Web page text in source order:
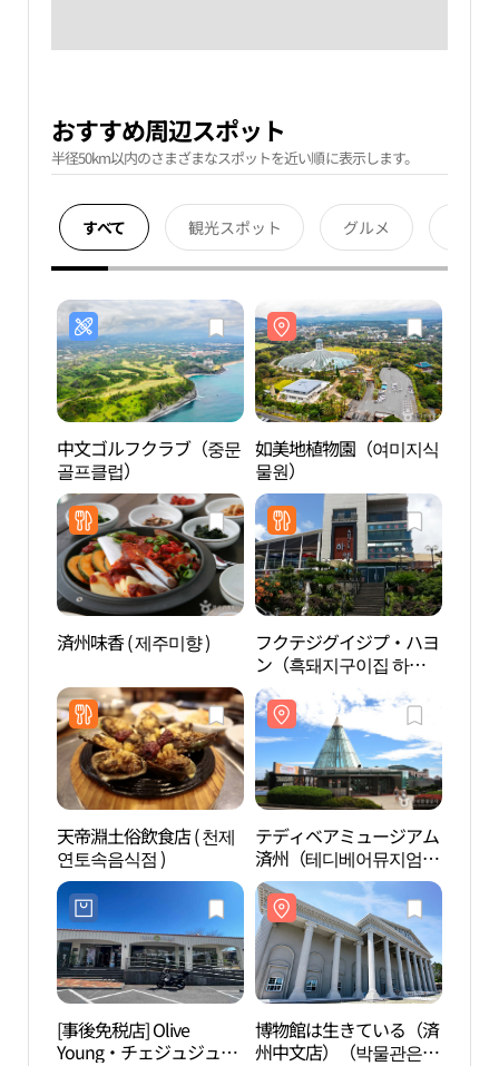
おすすめ周辺スポット
半径50km以内のさまざまなスポットを近い順に表示します。
すべて 観光スポット グルメ
中文ゴルフクラブ（중문
골프클럽）
如美地植物園（여미지식
물원）
済州味香 ( 제주미향 )
フクテジグイジプ・ハヨ
ン（흑돼지구이집 하
영）
天帝淵土俗飲食店 ( 천제
연토속음식점 )
テディベアミュージアム
済州（테디베어뮤지엄제
주）
[事後免税店] Olive
Young・チェジュジュン
博物館は生きている（済
州中文店）（박물관은